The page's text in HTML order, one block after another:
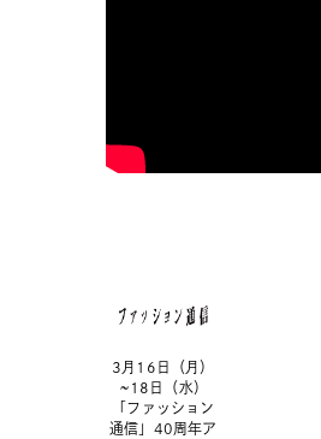
3月16日（月）
~18日（水）
「ファッション
通信」40周年ア